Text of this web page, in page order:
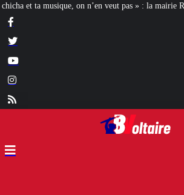
» : la mairie RN d’Agde face à la meute «